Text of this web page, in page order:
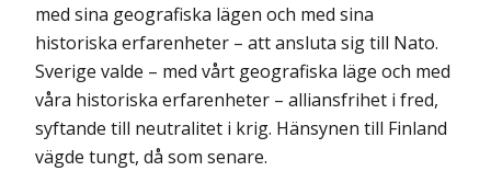
med sina geografiska lägen och med sina
historiska erfarenheter – att ansluta sig till Nato.
Sverige valde – med vårt geografiska läge och med
våra historiska erfarenheter – alliansfrihet i fred,
syftande till neutralitet i krig. Hänsynen till Finland
vägde tungt, då som senare.